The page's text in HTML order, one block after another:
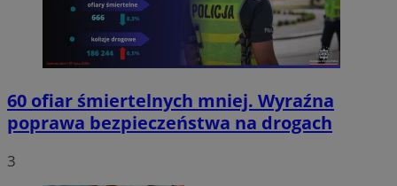
60 ofiar śmiertelnych mniej. Wyraźna
poprawa bezpieczeństwa na drogach
3